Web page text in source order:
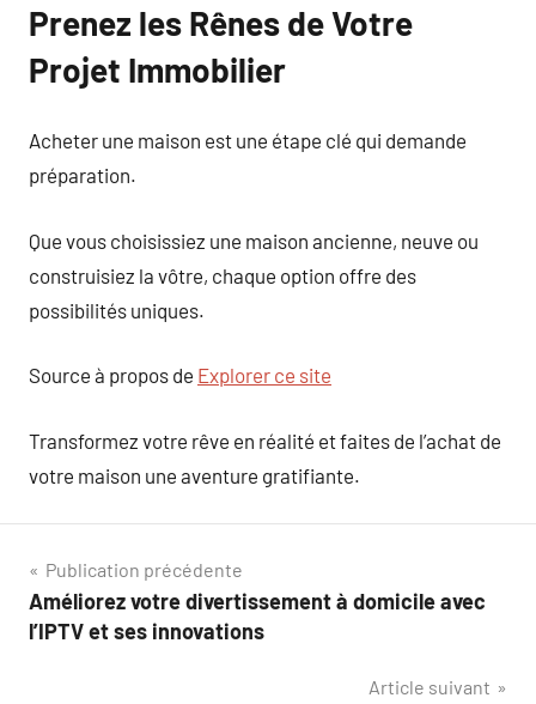
Prenez les Rênes de Votre
Projet Immobilier
Acheter une maison est une étape clé qui demande
préparation.
Que vous choisissiez une maison ancienne, neuve ou
construisiez la vôtre, chaque option offre des
possibilités uniques.
Source à propos de Explorer ce site
Transformez votre rêve en réalité et faites de l’achat de
votre maison une aventure gratifiante.
Navigation
de
Publication précédente
Améliorez votre divertissement à domicile avec
l’IPTV et ses innovations
Article suivant